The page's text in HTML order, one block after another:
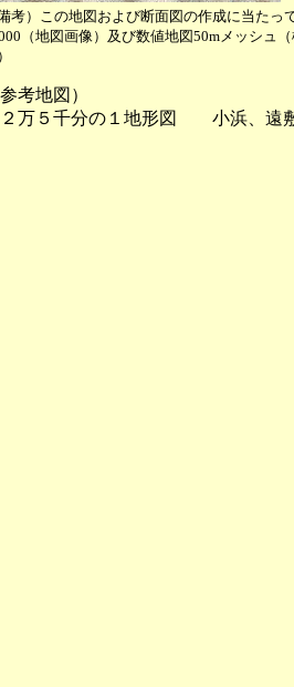
備考）この地図および断面図の作成に当た
（地図画像）及び数値地図50mメッシュ
参考地図）
２万５千分の１地形図 小浜、遠